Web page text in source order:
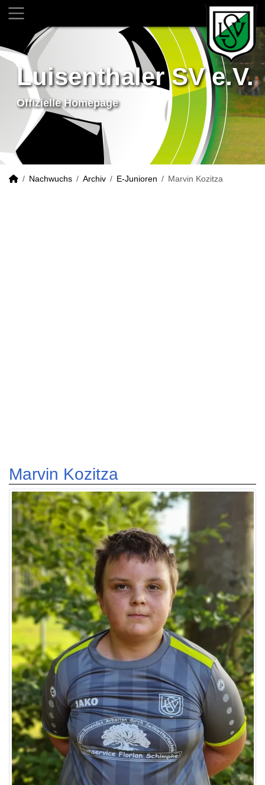
Luisenthaler SV e.V.
Offizielle Homepage
Nachwuchs Archiv E-Junioren Marvin Kozitza
Marvin Kozitza